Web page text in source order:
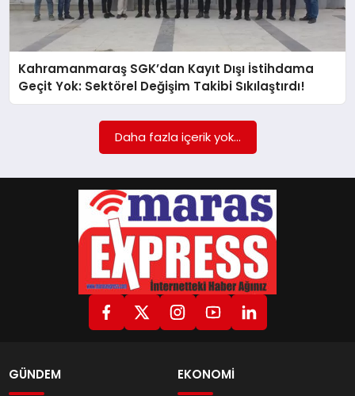
GÖKSUN
TÜRKOĞLU
Kahramanmaraş SGK’dan Kayıt Dışı İstihdama
Geçit Yok: Sektörel Değişim Takibi Sıkılaştırdı!
Daha fazla içerik yok...
GÜNDEM EKONOMİ